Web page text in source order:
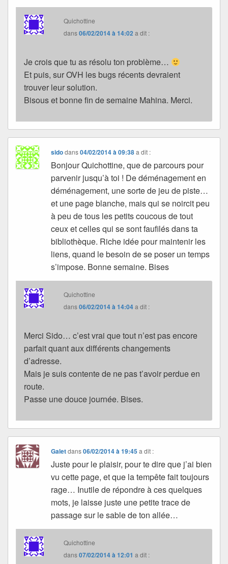
Quichottine
dans06/02/2014 à 14:02 a dit :
Je crois que tu as résolu ton problème…
Et puis, sur OVH les bugs récents devraient
trouver leur solution.
Bisous et bonne fin de semaine Mahina. Merci.
sidodans04/02/2014 à 09:38 a dit :
Bonjour Quichottine, que de parcours pour
parvenir jusqu’à toi ! De déménagement en
déménagement, une sorte de jeu de piste…
et une page blanche, mais qui se noircit peu
à peu de tous les petits coucous de tout
ceux et celles qui se sont faufilés dans ta
bibliothèque. Riche idée pour maintenir les
liens, quand le besoin de se poser un temps
s’impose. Bonne semaine. Bises
Quichottine
dans06/02/2014 à 14:04a dit :
Merci Sido… c’est vrai que tout n’est pas encore
parfait quant aux différents changements
d’adresse.
Mais je suis contente de ne pas t’avoir perdue en
route.
Passe une douce journée. Bises.
Galetdans06/02/2014 à 19:45 a dit :
Juste pour le plaisir, pour te dire que j’ai bien
vu cette page, et que la tempête fait toujours
rage… Inutile de répondre à ces quelques
mots, je laisse juste une petite trace de
passage sur le sable de ton allée…
Quichottine
dans07/02/2014 à 12:01 a dit :